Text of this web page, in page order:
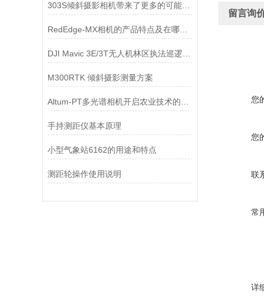
303S倾斜摄影相机带来了更多的可能性和创作空间
RedEdge-MX相机的产品特点及在哪些方面可以使用
M300RTK 倾斜摄影测量方案
手持测距仪基本原理
小型气象站6162的用途和特点
测距轮操作使用说明
留言询
您
您
联
常
详